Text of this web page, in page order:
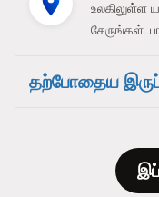
உலகிலுள்ள
சேருங்கள்.
தற்போதைய